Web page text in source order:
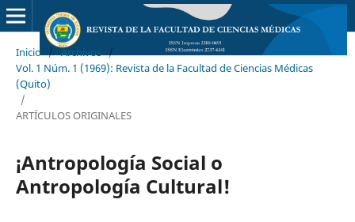
Inicio / Archivos /
Vol. 1 Núm. 1 (1969): Revista de la Facultad de Ciencias Médicas
(Quito)
/
ARTÍCULOS ORIGINALES
¡Antropología Social o
Antropología Cultural!